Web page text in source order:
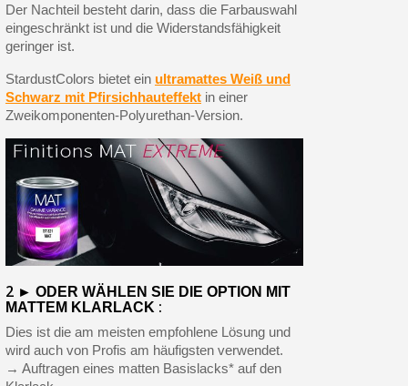
Der Nachteil besteht darin, dass die Farbauswahl
eingeschränkt ist und die Widerstandsfähigkeit
geringer ist.
StardustColors bietet ein ultramattes Weiß und
Schwarz mit Pfirsichhauteffektin einer
Zweikomponenten-Polyurethan-Version.
2 ► ODER WÄHLEN SIE DIE OPTION MIT
MATTEM KLARLACK:
Dies ist die am meisten empfohlene Lösung und
wird auch von Profis am häufigsten verwendet.
→ Auftragen eines matten Basislacks* auf den